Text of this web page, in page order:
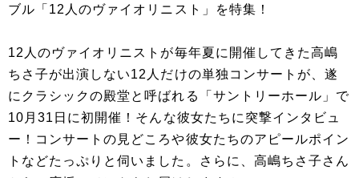
ブル「12人のヴァイオリニスト」を特集！
12人のヴァイオリニストが毎年夏に開催してきた高嶋
ちさ子が出演しない12人だけの単独コンサートが、遂
にクラシックの殿堂と呼ばれる「サントリーホール」で
10月31日に初開催！そんな彼女たちに突撃インタビュ
ー！コンサートの見どころや彼女たちのアピールポイン
トなどたっぷりと伺いました。さらに、高嶋ちさ子さん